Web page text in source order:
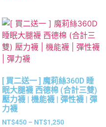
[ 買二送一 ] 魔莉絲360D 睡
眠大腿襪 西德棉 (合計三雙)
壓力襪 | 機能襪 | 彈性襪 | 彈
力襪
NT$450 – NT$1,250